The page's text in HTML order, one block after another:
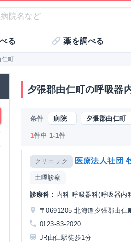
る 薬を調べる
仁町
夕張郡由仁町の呼吸器
条件 病院 夕張郡由仁町
1件中 1-1件
クリニック 医療法人社団
土曜診察
診療科： 内科 呼吸器科(呼吸器内
〒0691205 北海道夕張郡由仁
0123-83-2020
JR由仁駅徒歩1分